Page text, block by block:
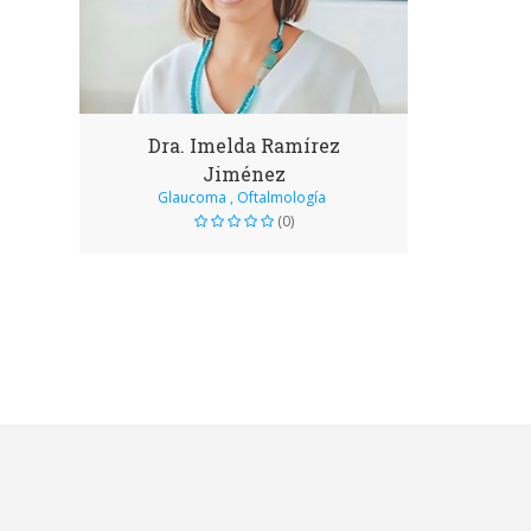
Dra. Imelda Ramírez
Jiménez
Glaucoma , Oftalmología
(0)